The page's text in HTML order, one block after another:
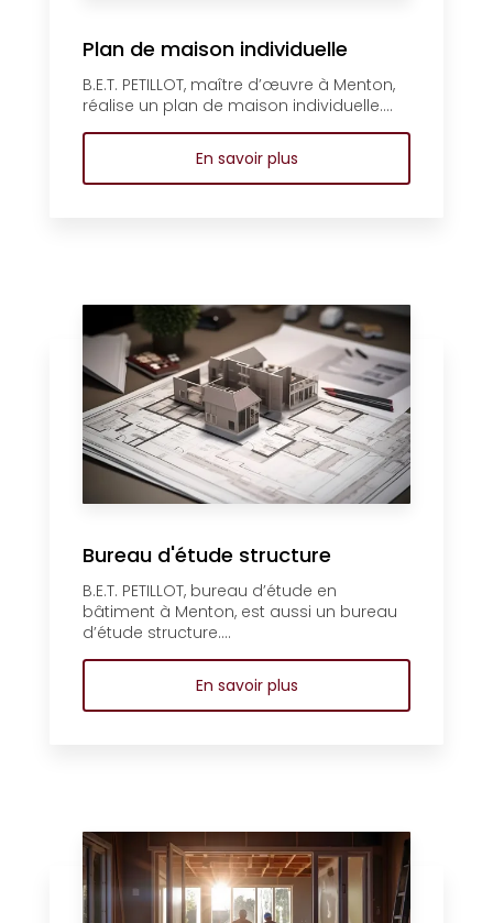
Plan de maison individuelle
B.E.T. PETILLOT, maître d’œuvre à Menton,
réalise un plan de maison individuelle....
En savoir plus
Bureau d'étude structure
B.E.T. PETILLOT, bureau d’étude en
bâtiment à Menton, est aussi un bureau
d’étude structure....
En savoir plus